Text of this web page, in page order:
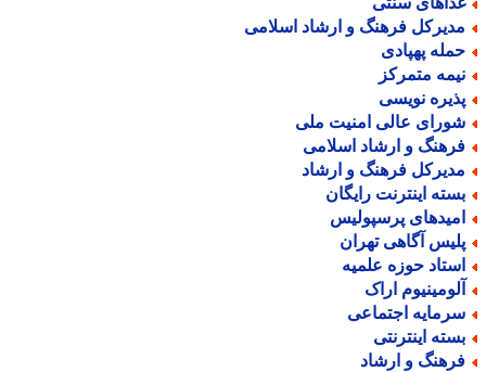
فرهنگ و ارشاد اسلامی
پهپادی
متمرکز
نویسی
عالی امنیت ملی
و ارشاد اسلامی
فرهنگ و ارشاد
اینترنت رایگان
پرسپولیس
آگاهی تهران
حوزه علمیه
اراک
اجتماعی
اینترنتی
و ارشاد